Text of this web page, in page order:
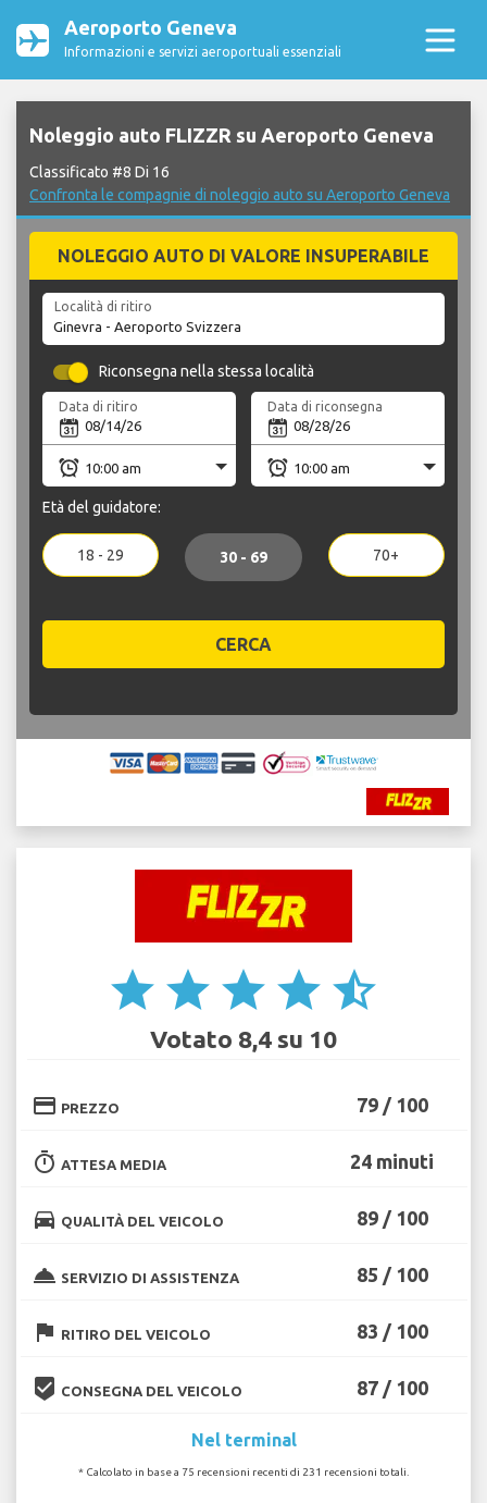
Aeroporto Geneva
Informazioni e servizi aeroportuali essenziali
Noleggio auto FLIZZR su Aeroporto Geneva
Classificato #8 Di 16
Confronta le compagnie di noleggio auto su Aeroporto Geneva
NOLEGGIO AUTO DI VALORE INSUPERABILE
Località di ritiro
Riconsegna nella stessa località
Data di ritiro Data di riconsegna
Età del guidatore:
18 - 29 30 - 69 70+
CERCA
star star star star star_half
Votato 8,4 su 10
credit_card PREZZO 79 / 100
timer ATTESA MEDIA 24 minuti
directions_car QUALITÀ DEL VEICOLO 89 / 100
room_service SERVIZIO DI ASSISTENZA 85 / 100
flag RITIRO DEL VEICOLO 83 / 100
beenhere CONSEGNA DEL VEICOLO 87 / 100
Nel terminal
* Calcolato in base a 75 recensioni recenti di 231 recensioni totali.